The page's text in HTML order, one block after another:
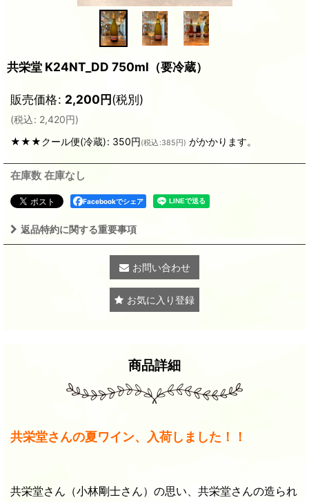
共栄堂 K24NT_DD 750ml（要冷蔵）
販売価格: 2,200円(税別)
(税込: 2,420円)
★★★クール便(冷蔵): 350円(税込 :385円) がかかります。
在庫数 在庫なし
Facebookでシェア
返品特約に関する重要事項
お問い合わせ
お気に入り登録
商品詳細
共栄堂さんの夏ワイン、入荷しました！！
共栄堂さん（小林剛士さん）の思い、共栄堂さんの造られ